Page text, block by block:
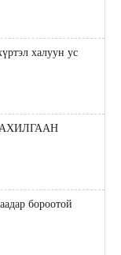
халуун ус
бороотой